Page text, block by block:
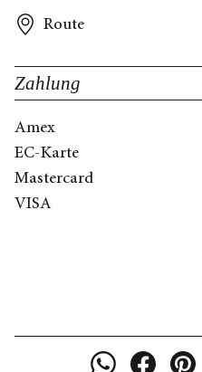
Route
Zahlung
Amex
EC-Karte
Mastercard
VISA